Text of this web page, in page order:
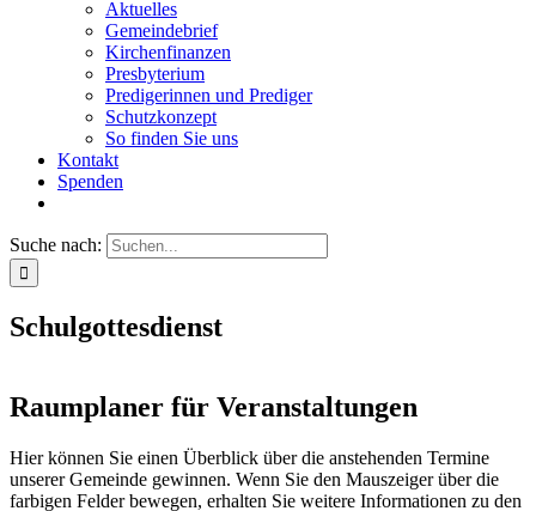
Aktuelles
Gemeindebrief
Kirchenfinanzen
Presbyterium
Predigerinnen und Prediger
Schutzkonzept
So finden Sie uns
Kontakt
Spenden
Suche nach:
Schulgottesdienst
Raumplaner für Veranstaltungen
Hier können Sie einen Überblick über die anstehenden Termine
unserer Gemeinde gewinnen. Wenn Sie den Mauszeiger über die
farbigen Felder bewegen, erhalten Sie weitere Informationen zu den